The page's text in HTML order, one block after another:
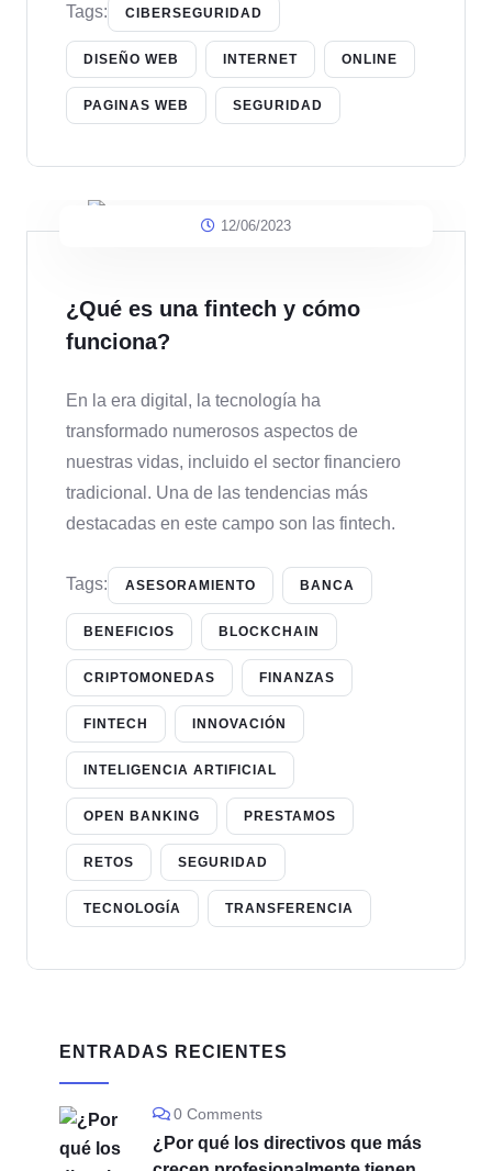
Tags: CIBERSEGURIDAD
DISEÑO WEB INTERNET ONLINE
PAGINAS WEB SEGURIDAD
12/06/2023
¿Qué es una fintech y cómo
funciona?
En la era digital, la tecnología ha
transformado numerosos aspectos de
nuestras vidas, incluido el sector financiero
tradicional. Una de las tendencias más
destacadas en este campo son las fintech.
Tags: ASESORAMIENTO BANCA
BENEFICIOS BLOCKCHAIN
CRIPTOMONEDAS FINANZAS
FINTECH INNOVACIÓN
INTELIGENCIA ARTIFICIAL
OPEN BANKING PRESTAMOS
RETOS SEGURIDAD
TECNOLOGÍA TRANSFERENCIA
ENTRADAS RECIENTES
0 Comments
¿Por qué los directivos que más